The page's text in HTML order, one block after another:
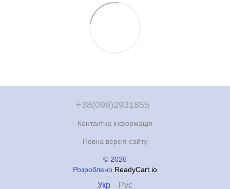
+38(099)2931855
Контактна інформація
Повна версія сайту
© 2026
Розроблено ReadyCart.io
Укр Рус